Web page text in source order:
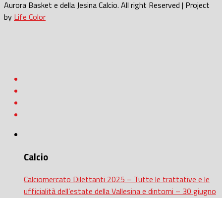
Aurora Basket e della Jesina Calcio. All right Reserved | Project
by Life Color
Calcio
Calciomercato Dilettanti 2025 – Tutte le trattative e le
ufficialità dell’estate della Vallesina e dintorni – 30 giugno